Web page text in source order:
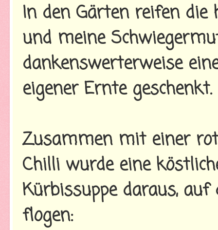
In den Gärten reifen die
und meine
dankenswerterweise
eigener Ernte geschenkt.
Zusammen mit einer
Chilli wurde eine
Kürbissuppe daraus,
flogen: